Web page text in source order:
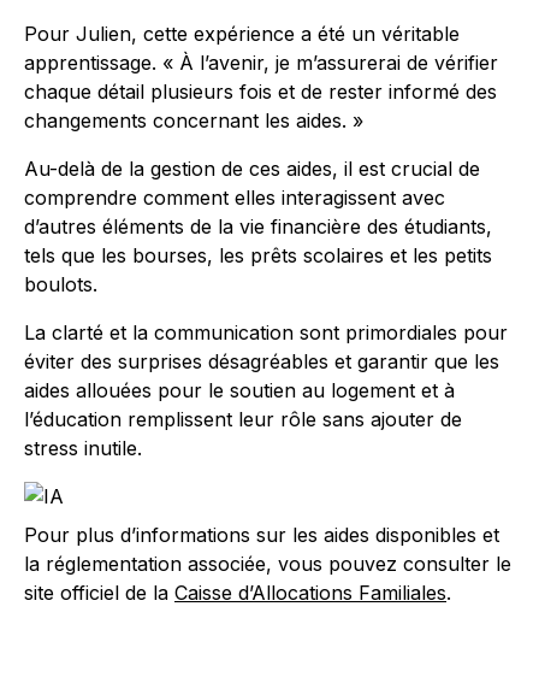
Pour Julien, cette expérience a été un véritable
apprentissage. « À l’avenir, je m’assurerai de vérifier
chaque détail plusieurs fois et de rester informé des
changements concernant les aides. »
Au-delà de la gestion de ces aides, il est crucial de
comprendre comment elles interagissent avec
d’autres éléments de la vie financière des étudiants,
tels que les bourses, les prêts scolaires et les petits
boulots.
La clarté et la communication sont primordiales pour
éviter des surprises désagréables et garantir que les
aides allouées pour le soutien au logement et à
l’éducation remplissent leur rôle sans ajouter de
stress inutile.
Pour plus d’informations sur les aides disponibles et
la réglementation associée, vous pouvez consulter le
site officiel de la Caisse d’Allocations Familiales.